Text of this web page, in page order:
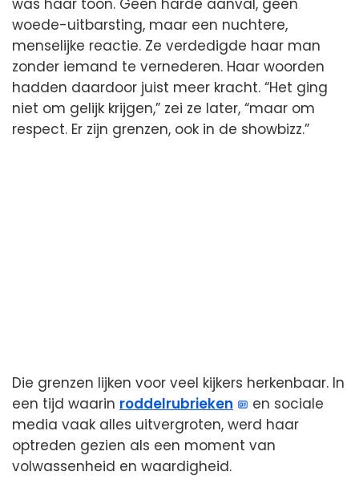
was haar toon. Geen harde aanval, geen
woede-uitbarsting, maar een nuchtere,
menselijke reactie. Ze verdedigde haar man
zonder iemand te vernederen. Haar woorden
hadden daardoor juist meer kracht. “Het ging
niet om gelijk krijgen,” zei ze later, “maar om
respect. Er zijn grenzen, ook in de showbizz.”
Die grenzen lijken voor veel kijkers herkenbaar. In
een tijd waarin roddelrubrieken
en sociale
media vaak alles uitvergroten, werd haar
optreden gezien als een moment van
volwassenheid en waardigheid.